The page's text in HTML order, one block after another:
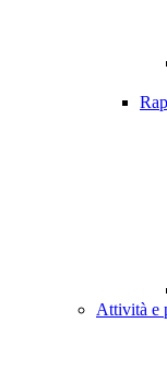
Attività e